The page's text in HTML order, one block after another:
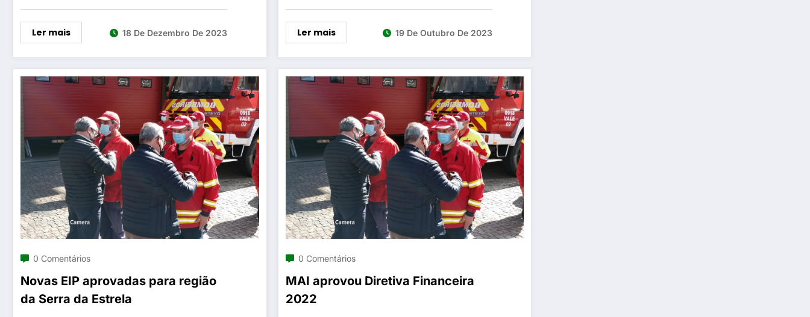
Ler mais 18 De Dezembro De 2023 Ler mais 19 De Outubro De 2023
0 Comentários
Novas EIP aprovadas para região
da Serra da Estrela
0 Comentários
MAI aprovou Diretiva Financeira
2022